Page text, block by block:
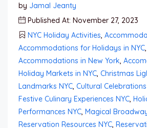
by Jamal Jeanty
Published At: November 27, 2023
NYC Holiday Activities,
Accommodations for Holidays in NYC,
Accommodations in New York,
Holiday Markets in NYC, Christmas
Landmarks NYC, Cultural
Festive Culinary Experiences NYC,
Performances NYC, Magical
Reservation Resources NYC,